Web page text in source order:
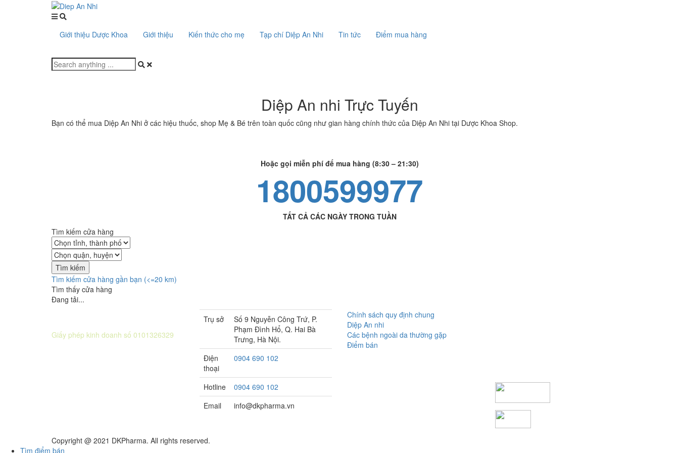
Giới thiệu Dược Khoa Giới thiệu Kiến thức cho mẹ Tạp chí Diệp An Nhi Tin tức Điểm mua hàng
Diệp An nhi Trực Tuyến
Bạn có thể mua Diệp An Nhi ở các hiệu thuốc, shop Mẹ & Bé trên toàn quốc cũng như gian hàng chính thức của Diệp An Nhi tại Dược Khoa Shop.
Hoặc gọi miễn phí để mua hàng (8:30 – 21:30)
1800599977
TẤT CẢ CÁC NGÀY TRONG TUẦN
Tìm kiếm cửa hàng
Tìm kiếm cửa hàng gần bạn (<=20 km)
Tìm thấy cửa hàng
Đang tải...
Giấy phép kinh doanh số 0101326329
Trụ sở
Số 9 Nguyễn Công Trứ, P.
Phạm Đình Hổ, Q. Hai Bà
Trưng, Hà Nội.
Điện
thoại
0904 690 102
Hotline
0904 690 102
Email
info@dkpharma.vn
Chính sách quy định chung
Diệp An nhi
Các bệnh ngoài da thường gặp
Điểm bán
Copyright @ 2021 DKPharma. All rights reserved.
Tìm điểm bán